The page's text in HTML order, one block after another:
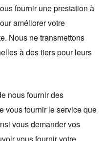
fournir une prestation à
améliorer votre
Nous ne transmettons
à des tiers pour leurs
nous fournir des
vous fournir le service que
vous demander vos
vous fournir votre